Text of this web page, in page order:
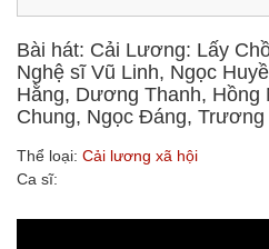
Bài hát: Cải Lương: Lấy
Nghệ sĩ Vũ Linh, Ngọc
Hằng, Dương Thanh, Hồng
Chung, Ngọc Đáng, Trương
Thể loại: Cải lương xã hội
Ca sĩ: